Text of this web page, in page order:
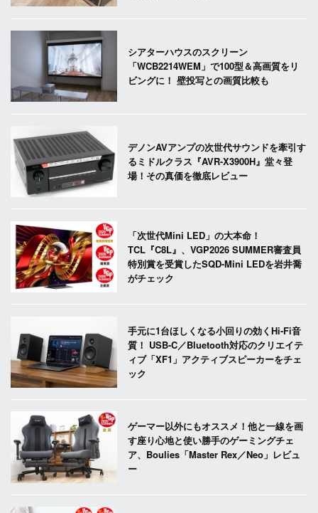
シアターハウスのスクリーン
「WCB2214WEM」で100型＆高画質をリ
ビングに！ 壁投写との画質比較も
デノンAVアンプの次世代サウンドを牽引す
るミドルクラス『AVR-X3900H』堂々登
場！その真価を徹底レビュー
「次世代Mini LED」の大本命！
TCL『C8L』、VGP2026 SUMMER審査員
特別賞を受賞したSQD-Mini LEDを岩井喬
がチェック
手元に1台ほしくなる小回りの効くHi-Fi音
質！ USB-C／Bluetooth対応のクリエイテ
ィブ「XF1」アクティブスピーカーをチェ
ック
ゲーマー以外にもオススメ！他と一線を画
す座り心地と使い勝手のゲーミングチェ
ア、Boulies「Master Rex／Neo」レビュ
ー